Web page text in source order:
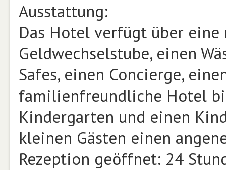
Ausstattung:
Das Hotel verfügt über
Geldwechselstube, einen
Safes, einen Concierge,
familienfreundliche Hotel
Kindergarten und einen
kleinen Gästen einen
Rezeption geöffnet: 24